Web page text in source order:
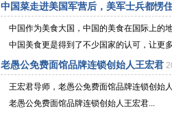
中国菜走进美国军营后，美军士兵都愣
中国作为美食大国，中国的美食在国际上的
中国美食更是得到了不少国家的认可，让更
老愚公免费面馆品牌连锁创始人王宏君
王宏君导师，老愚公免费面馆品牌连锁创始
老愚公免费面馆品牌连锁创始人王宏君...